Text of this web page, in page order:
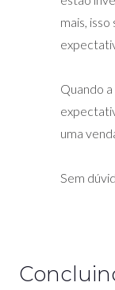
mais,
Quando
uma
Sem